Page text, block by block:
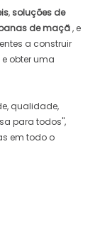
,soluções de
de maçã, e
a construir
obter uma
qualidade,
para todos",
em todo o